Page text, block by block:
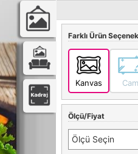
Farklı Ürün
Kanvas Cam
Ölçü/Fiyat
Ölçü Seçin